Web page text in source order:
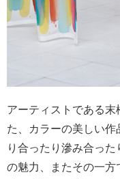
アーティストである
た、カラーの美しい
り合ったり滲み合っ
の魅力、またその一